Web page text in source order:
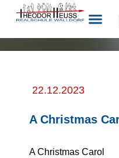
22.12.2023
A Christmas
A Christmas Carol